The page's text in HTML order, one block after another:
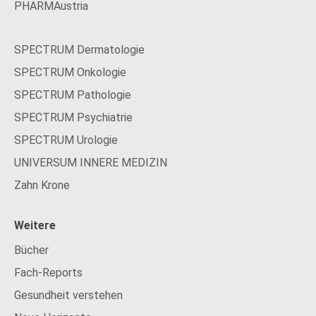
PHARMAustria
SPECTRUM Dermatologie
SPECTRUM Onkologie
SPECTRUM Pathologie
SPECTRUM Psychiatrie
SPECTRUM Urologie
UNIVERSUM INNERE MEDIZIN
Zahn Krone
Weitere
Bücher
Fach-Reports
Gesundheit verstehen